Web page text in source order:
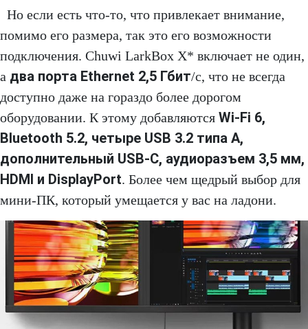
Но если есть что-то, что привлекает внимание,
помимо его размера, так это его возможности
подключения. Chuwi LarkBox X* включает не один,
а два порта Ethernet 2,5 Гбит/с, что не всегда
доступно даже на гораздо более дорогом
оборудовании. К этому добавляются Wi-Fi 6,
Bluetooth 5.2, четыре USB 3.2 типа А,
дополнительный USB-C, аудиоразъем 3,5 мм,
HDMI и DisplayPort. Более чем щедрый выбор для
мини-ПК, который умещается у вас на ладони.